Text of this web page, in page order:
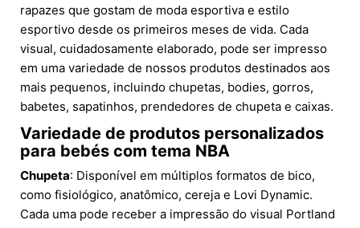
rapazes que gostam de moda esportiva e estilo
esportivo desde os primeiros meses de vida. Cada
visual, cuidadosamente elaborado, pode ser impresso
em uma variedade de nossos produtos destinados aos
mais pequenos, incluindo chupetas, bodies, gorros,
babetes, sapatinhos, prendedores de chupeta e caixas.
Variedade de produtos personalizados
para bebés com tema NBA
Chupeta: Disponível em múltiplos formatos de bico,
como fisiológico, anatômico, cereja e Lovi Dynamic.
Cada uma pode receber a impressão do visual Portland